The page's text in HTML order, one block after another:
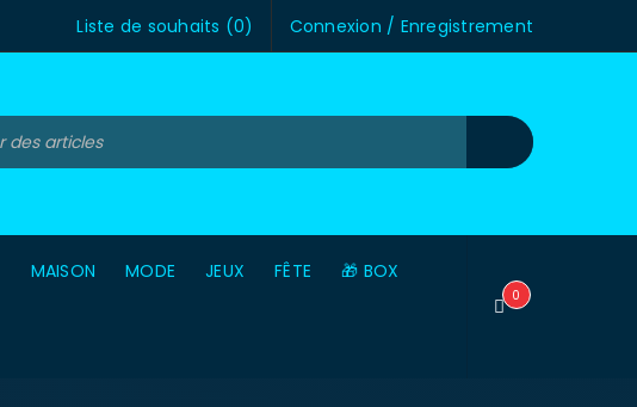
Connexion / Enregistrement
Liste de souhaits (0)
MAISON MODE JEUX FÊTE 🎁 BOX
0